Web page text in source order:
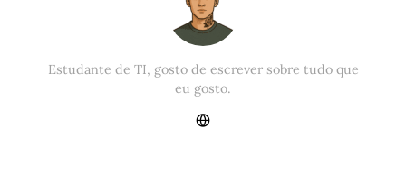
Estudante de TI, gosto de escrever sobre tudo que
eu gosto.